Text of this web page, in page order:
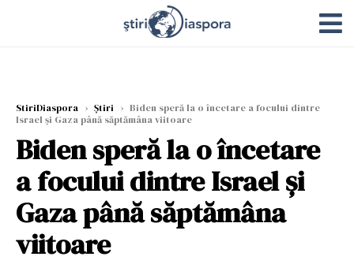
StiriDiaspora › Știri › Biden speră la o încetare a focului dintre
Israel și Gaza până săptămâna viitoare
Biden speră la o încetare
a focului dintre Israel și
Gaza până săptămâna
viitoare